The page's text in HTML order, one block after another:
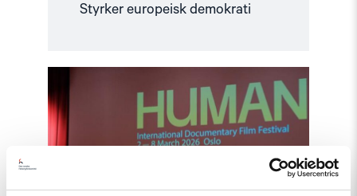
Styrker europeisk demokrati
article
indre
fienden"